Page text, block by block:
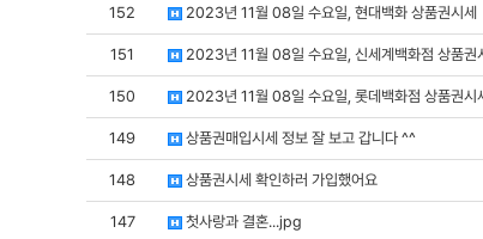
152 2023년 11월 08일 수요일, 현대백화 상품권시세
151 2023년 11월 08일 수요일, 신세계백화점 상품권
150 2023년 11월 08일 수요일, 롯데백화점 상품권시
149 상품권매입시세 정보 잘 보고 갑니다 ^^
148 상품권시세 확인하러 가입했어요
147 첫사랑과 결혼...jpg